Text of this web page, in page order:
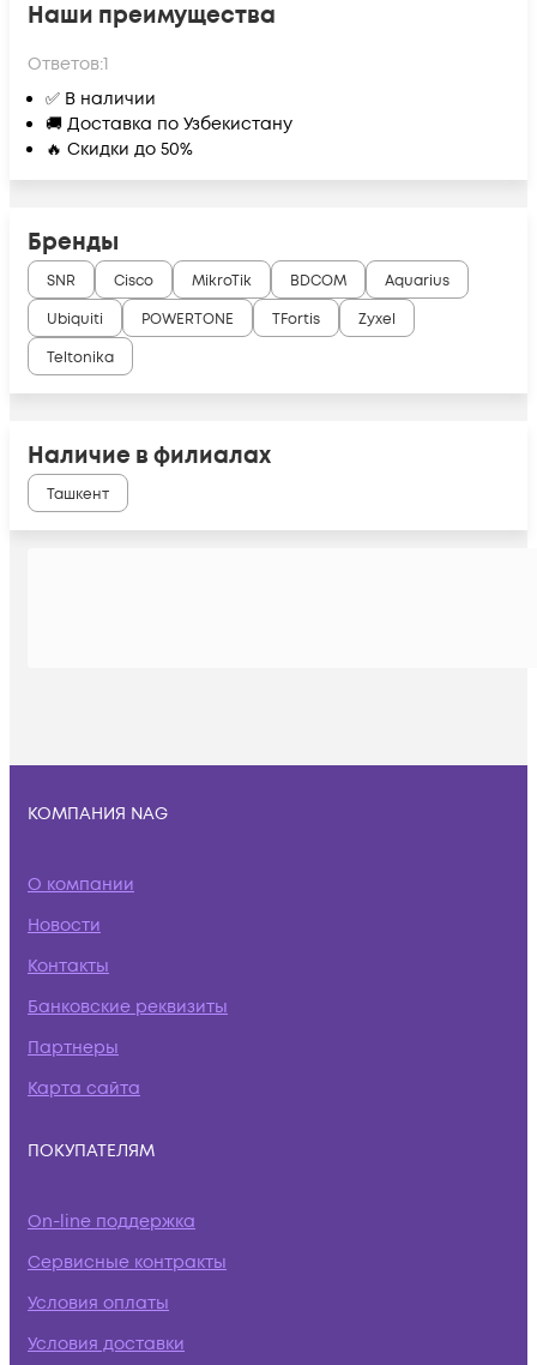
Наши преимущества
Ответов:1
✅ В наличии
🚚 Доставка по Узбекистану
🔥 Скидки до 50%
Бренды
SNR Cisco MikroTik BDCOM
Aquarius
Ubiquiti
POWERTONE TFortis
Zyxel
Teltonika
Наличие в филиалах
Ташкент
КОМПАНИЯ NAG
О компании
Новости
Контакты
Банковские реквизиты
Партнеры
Карта сайта
ПОКУПАТЕЛЯМ
On-line поддержка
Сервисные контракты
Условия оплаты
Условия доставки